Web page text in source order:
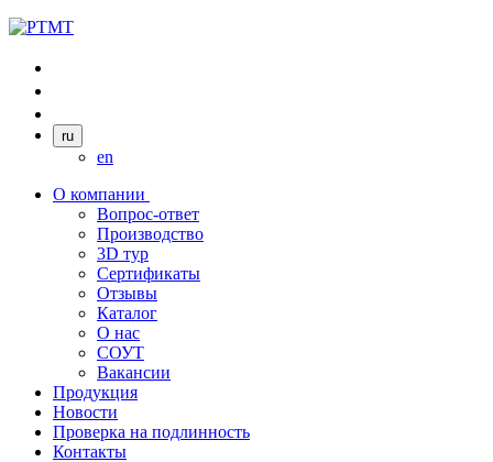
ru
en
О компании
Вопрос-ответ
Производство
3D тур
Сертификаты
Отзывы
Каталог
О нас
СОУТ
Вакансии
Продукция
Новости
Проверка на подлинность
Контакты